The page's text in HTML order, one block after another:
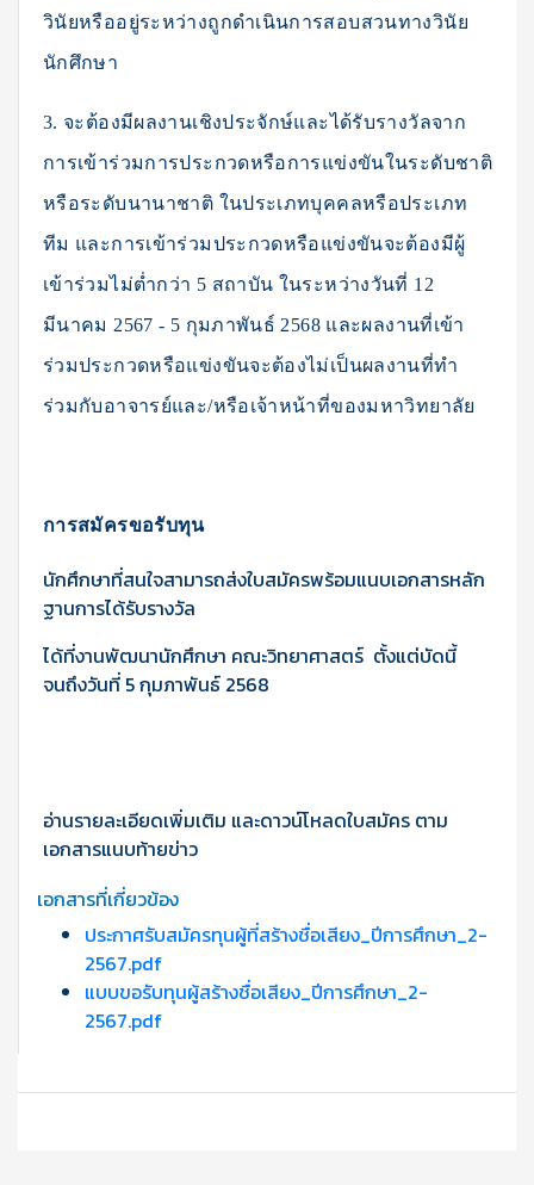
วินัยหรืออยู่ระหว่างถูกดำเนินการสอบสวนทางวินัย
นักศึกษา
3. จะต้องมีผลงานเชิงประจักษ์และได้รับรางวัลจาก
การเข้าร่วมการประกวดหรือการแข่งขันในระดับชาติ
หรือระดับนานาชาติ ในประเภทบุคคลหรือประเภท
ทีม และการเข้าร่วมประกวดหรือแข่งขันจะต้องมีผู้
เข้าร่วมไม่ต่ำกว่า 5 สถาบัน ในระหว่างวันที่ 12
มีนาคม 2567 - 5 กุมภาพันธ์ 2568 และผลงานที่เข้า
ร่วมประกวดหรือแข่งขันจะต้องไม่เป็นผลงานที่ทำ
ร่วมกับอาจารย์และ/หรือเจ้าหน้าที่ของมหาวิทยาลัย
การสมัครขอรับทุน
นักศึกษาที่สนใจสามารถส่งใบสมัครพร้อมแนบเอกสารหลัก
ฐานการได้รับรางวัล
ได้ที่งานพัฒนานักศึกษา คณะวิทยาศาสตร์ ตั้งแต่บัดนี้
จนถึงวันที่ 5 กุมภาพันธ์ 2568
อ่านรายละเอียดเพิ่มเติม และดาวน์โหลดใบสมัคร ตาม
เอกสารแนบท้ายข่าว
เอกสารที่เกี่ยวข้อง
ประกาศรับสมัครทุนผู้ที่สร้างชื่อเสียง_ปีการศึกษา_2-
2567.pdf
แบบขอรับทุนผู้สร้างชื่อเสียง_ปีการศึกษา_2-
2567.pdf